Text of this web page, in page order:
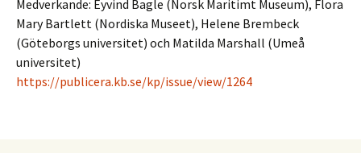
Medverkande: Eyvind Bagle (Norsk Maritimt Museum), Flora
Mary Bartlett (Nordiska Museet), Helene Brembeck
(Göteborgs universitet) och Matilda Marshall (Umeå
universitet)
https://publicera.kb.se/kp/issue/view/1264